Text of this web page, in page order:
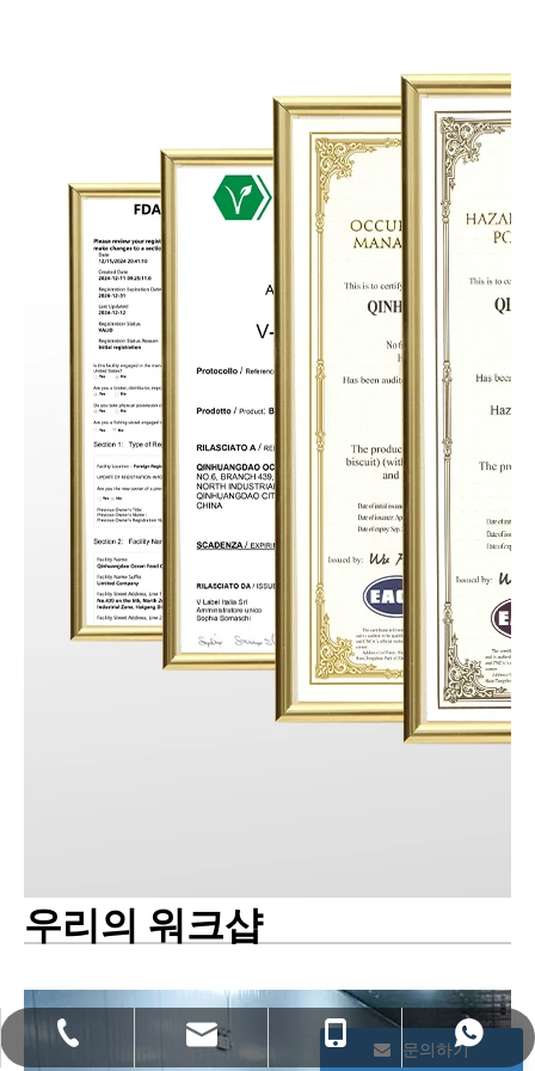
우리의 워크샵
0335-3957085
bettyzhang@qhdhysp.com
+86- 13133515208
+86 13133515208 문의하기